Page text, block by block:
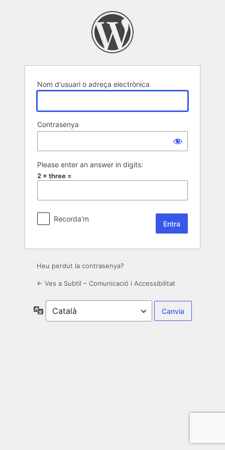
Nom d'usuari o adreça electrònica
Contrasenya
Please enter an answer in digits:
2 × three =
Recorda'm
Heu perdut la contrasenya?
← Ves a Subtil – Comunicació i Accessibilitat
Idioma